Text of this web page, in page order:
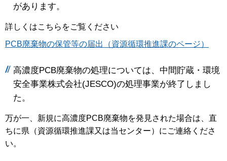
があります。
詳しくはこちらをご覧ください
PCB廃棄物の保管等の届出（資源循環推進課のページ）
高濃度PCB廃棄物の処理については、中間貯蔵・環境
安全事業株式会社(JESCO)の処理事業が終了しまし
た。
万が一、新規に高濃度PCB廃棄物を発見された場合は、直
ちに県（資源循環推進課又は当センター）にご連絡くださ
い。